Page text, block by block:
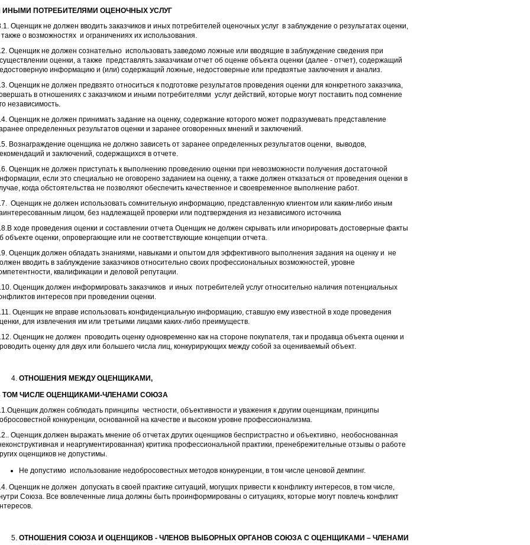
ИНЫМИ ПОТРЕБИТЕЛЯМИ ОЦЕНОЧНЫХ УСЛУГ
Оценщик не должен вводить заказчиков и иных потребителей оценочных услуг в заблуждение о результатах оценки,
о возможностях и ограничениях их использования.
Оценщик не должен сознательно использовать заведомо ложные или вводящие в заблуждение сведения при
оценки, а также представлять заказчикам отчет об оценке объекта оценки (далее - отчет), содержащий
информацию и (или) содержащий ложные, недостоверные или предвзятые заключения и анализ.
Оценщик не должен предвзято относиться к подготовке результатов проведения оценки для конкретного заказчика,
в отношениях с заказчиком и иными потребителями услуг действий, которые могут поставить под сомнение
независимость.
Оценщик не должен принимать задание на оценку, содержание которого может подразумевать представление
определенных результатов оценки и заранее оговоренных мнений и заключений.
Вознаграждение оценщика не должно зависеть от заранее определенных результатов оценки, выводов,
и заключений, содержащихся в отчете.
Оценщик не должен приступать к выполнению проведению оценки при невозможности получения достаточной
если это специально не оговорено заданием на оценку, а также должен отказаться от проведения оценки в
когда обстоятельства не позволяют обеспечить качественное и своевременное выполнение работ.
Оценщик не должен использовать сомнительную информацию, представленную клиентом или каким-либо иным
лицом, без надлежащей проверки или подтверждения из независимого источника
ходе проведения оценки и составлении отчета Оценщик не должен скрывать или игнорировать достоверные факты
объекте оценки, опровергающие или не соответствующие концепции отчета.
Оценщик должен обладать знаниями, навыками и опытом для эффективного выполнения задания на оценку и не
вводить в заблуждение заказчиков относительно своих профессиональных возможностей, уровне
квалификации и деловой репутации.
Оценщик должен информировать заказчиков и иных потребителей услуг относительно наличия потенциальных
интересов при проведении оценки.
Оценщик не вправе использовать конфиденциальную информацию, ставшую ему известной в ходе проведения
для извлечения им или третьими лицами каких-либо преимуществ.
Оценщик не должен проводить оценку одновременно как на стороне покупателя, так и продавца объекта оценки и
оценку для двух или большего числа лиц, конкурирующих между собой за оцениваемый объект.
ОТНОШЕНИЯ МЕЖДУ ОЦЕНЩИКАМИ,
ТОМ ЧИСЛЕ ОЦЕНЩИКАМИ-ЧЛЕНАМИ СОЮЗА
должен соблюдать принципы честности, объективности и уважения к другим оценщикам, принципы
конкуренции, основанной на качестве и высоком уровне профессионализма.
Оценщик должен выражать мнение об отчетах других оценщиков беспристрастно и объективно, необоснованная
и неаргументированная) критика профессиональной практики, пренебрежительные отзывы о работе
оценщиков не допустимы.
Не допустимо использование недобросовестных методов конкуренции, в том числе ценовой демпинг.
Оценщик не должен допускать в своей практике ситуаций, могущих привести к конфликту интересов, в том числе,
Союза. Все вовлеченные лица должны быть проинформированы о ситуациях, которые могут повлечь конфликт
ОТНОШЕНИЯ СОЮЗА И ОЦЕНЩИКОВ - ЧЛЕНОВ ВЫБОРНЫХ ОРГАНОВ СОЮЗА С ОЦЕНЩИКАМИ – ЧЛЕНАМИ